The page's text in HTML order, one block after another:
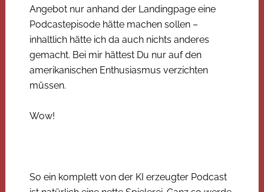
Angebot nur anhand der Landingpage eine
Podcastepisode hätte machen sollen –
inhaltlich hätte ich da auch nichts anderes
gemacht. Bei mir hättest Du nur auf den
amerikanischen Enthusiasmus verzichten
müssen.
Wow!
So ein komplett von der KI erzeugter Podcast